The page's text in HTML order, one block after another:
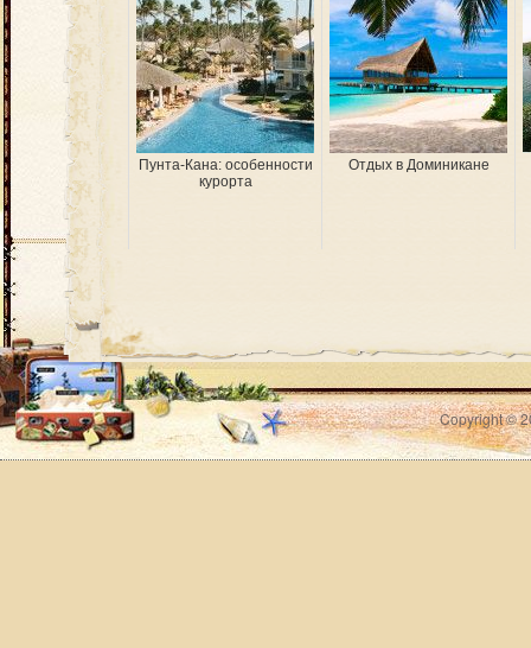
Пунта-Кана: особенности
курорта
Отдых в Доминикане
Copyright ©